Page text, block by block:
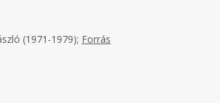
(1971-1979); Forrás